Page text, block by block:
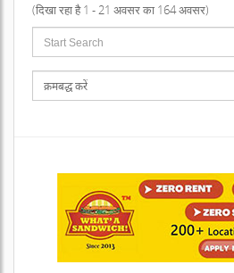
(दिखा रहा है 1 - 21 अवसर का 164 अवसर)